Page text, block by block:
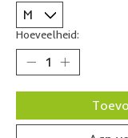
Hoeveelheid: